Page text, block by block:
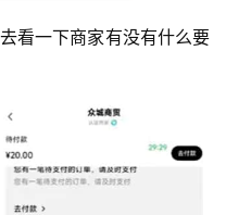
看一下商家有没有什么要